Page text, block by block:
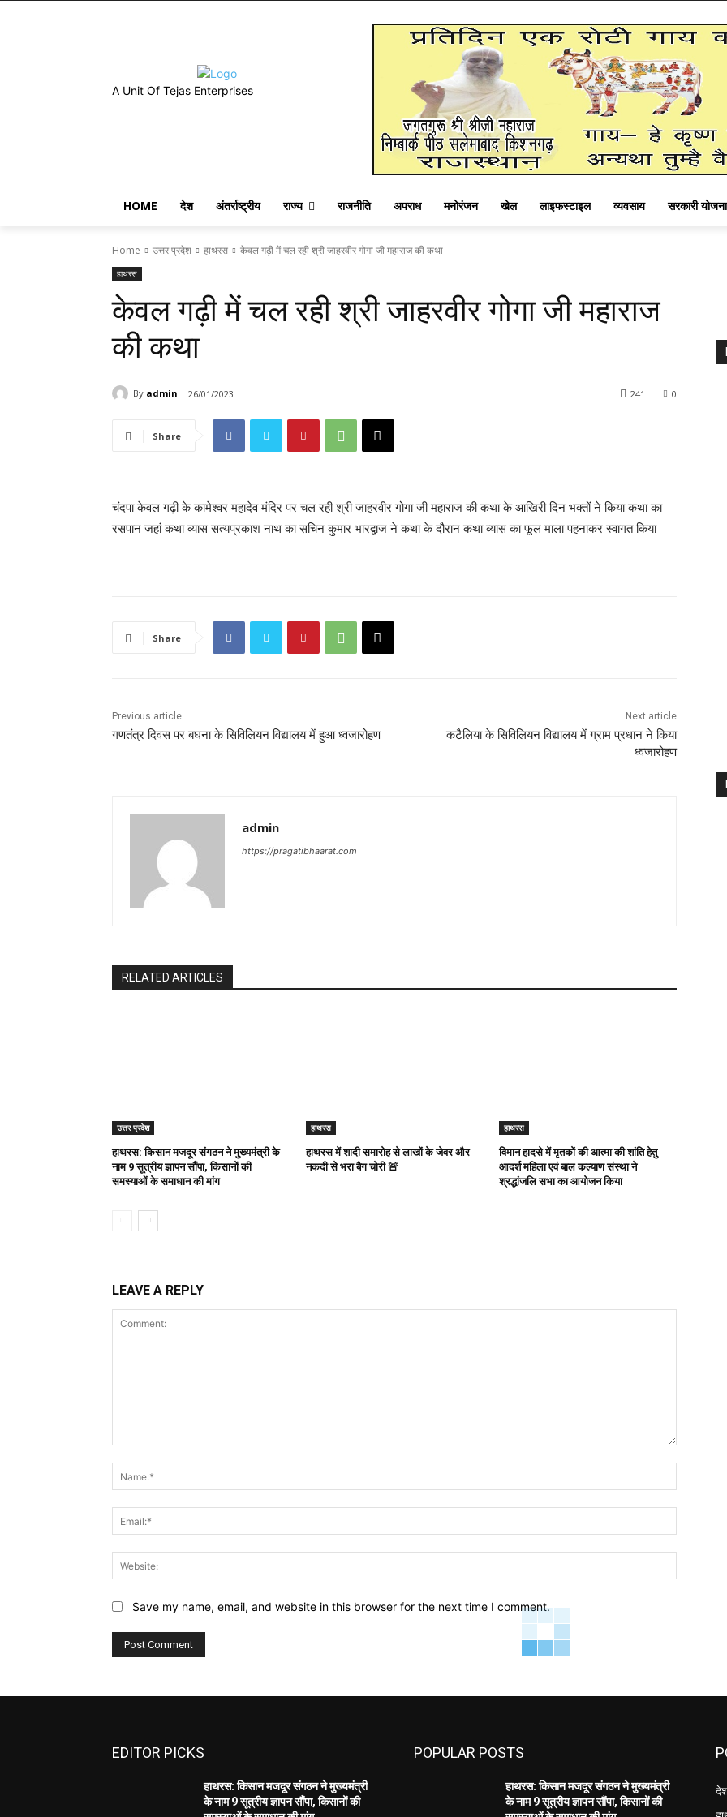
A Unit Of Tejas Enterprises
HOME देश अंतर्राष्ट्रीय राज्य राजनीति अपराध मनोरंजन खेल लाइफस्टाइल व्यवसाय सरकारी
Home उत्तर प्रदेश हाथरस केवल गढ़ी में चल रही श्री जाहरवीर गोगा जी महाराज की कथा
हाथरस
केवल गढ़ी में चल रही श्री जाहरवीर गोगा जी महाराज
की कथा
By admin 26/01/2023 0
241
Share
चंदपा केवल गढ़ी के कामेश्वर महादेव मंदिर पर चल रही श्री जाहरवीर गोगा जी महाराज की कथा के आखिरी दिन भक्तों ने किया कथा का
रसपान जहां कथा व्यास सत्यप्रकाश नाथ का सचिन कुमार भारद्वाज ने कथा के दौरान कथा व्यास का फूल माला पहनाकर स्वागत किया
Share
Previous article
गणतंत्र दिवस पर बघना के सिविलियन विद्यालय में हुआ ध्वजारोहण
Next article
कटैलिया के सिविलियन विद्यालय में ग्राम प्रधान ने किया
ध्वजारोहण
admin
https://pragatibhaarat.com
RELATED ARTICLES
उत्तर प्रदेश
हाथरस: किसान मजदूर संगठन ने मुख्यमंत्री के
नाम 9 सूत्रीय ज्ञापन सौंपा, किसानों की
समस्याओं के समाधान की मांग
हाथरस
हाथरस में शादी समारोह से लाखों के जेवर और
नकदी से भरा बैग चोरी 🚨
हाथरस
विमान हादसे में मृतकों की आत्मा की शांति हेतु
आदर्श महिला एवं बाल कल्याण संस्था ने
श्रद्धांजलि सभा का आयोजन किया
LEAVE A REPLY
Save my name, email, and website in this browser for the next time I comment.
EDITOR PICKS
हाथरस: किसान मजदूर संगठन ने मुख्यमंत्री
के नाम 9 सूत्रीय ज्ञापन सौंपा, किसानों की
POPULAR POSTS
हाथरस: किसान मजदूर संगठन ने मुख्यमंत्री
के नाम 9 सूत्रीय ज्ञापन सौंपा, किसानों की